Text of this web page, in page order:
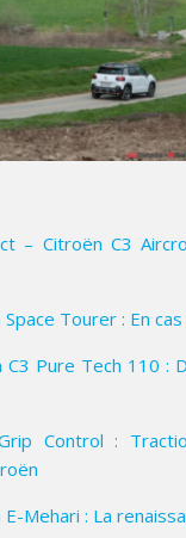
– Citroën C3
Space Tourer : En
C3 Pure Tech 110 :
Control :
E-Mehari : La